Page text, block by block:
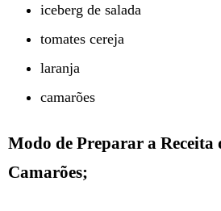
iceberg de salada
tomates cereja
laranja
camarões
Modo de Preparar a Receita
Camarões;